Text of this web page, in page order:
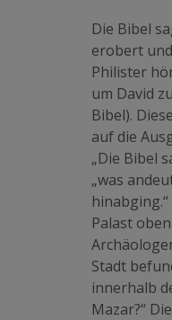
Die Bibel
erobert
Philister
um David
Bibel).
auf die
„Die Bibel
„was
Palast
Stadt
innerhalb
Mazar?“